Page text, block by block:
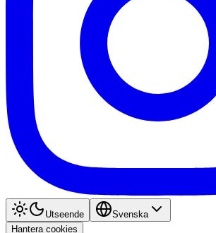
Utseende
Svenska
Hantera cookies